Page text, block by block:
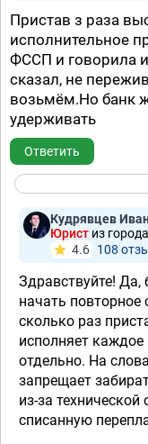
Пристав з раза
исполнительное
ФССП и говорила
сказал, не
возьмём.Но банк
удерживать
Ответить
Кудрявцев
Юрист из
4.6 108
Здравствуйте! Да,
начать повторное
сколько раз
исполняет каждое
отдельно. На
запрещает
из-за
списанную